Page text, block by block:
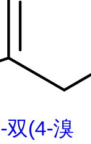
双(4-溴